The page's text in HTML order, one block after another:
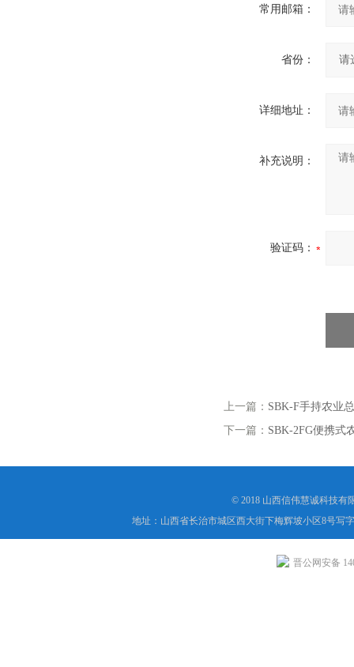
常用邮箱：
省份：
详细地址：
补充说明：
验证码：
上一篇： SBK-F手持农业
下一篇： SBK-2FG便携式
© 2018 山西信伟慧诚科技有
地址：山西省长治市城区西大街下梅辉坡小区8号写
晋公网安备